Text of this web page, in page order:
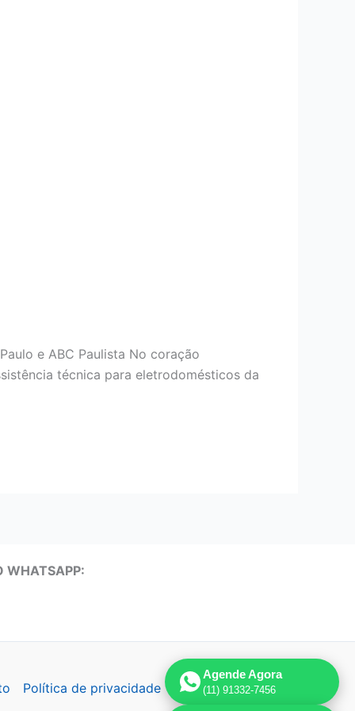
e ABC Paulista No coração
técnica para eletrodomésticos da
WHATSAPP:
Política de privacidade
Agende Agora
(11) 91332-7456